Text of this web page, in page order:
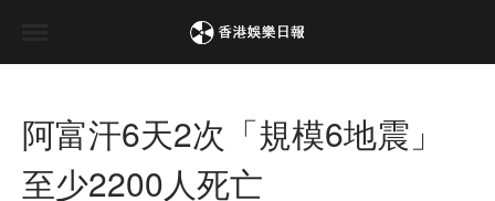
阿富汗6天2次「規模6地震」
至少2200人死亡